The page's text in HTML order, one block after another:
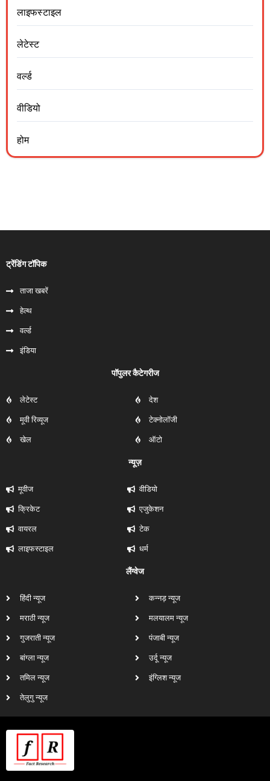
लाइफस्टाइल
लेटेस्ट
वर्ल्ड
वीडियो
होम
ट्रेंडिंग टॉपिक
ताजा खबरें
हेल्‍थ
वर्ल्ड
इंडिया
पॉपुलर कैटेगरीज
लेटेस्ट
मूवी रिव्यूज
खेल
देश
टेक्नोलॉजी
ऑटो
न्यूज़
मूवीज
क्रिकेट
वायरल
लाइफस्टाइल
वीडियो
एजुकेशन
टेक
धर्म
लैंग्वेज
हिंदी न्यूज
मराठी न्यूज
गुजराती न्यूज
बांग्ला न्यूज
तमिल न्यूज
तेलुगु न्यूज
कन्नड़ न्यूज
मलयालम न्यूज
पंजाबी न्यूज
उर्दू न्यूज
इंग्लिश न्यूज